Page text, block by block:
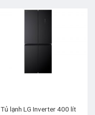
Tủ lạnh LG Inverter 400 lít